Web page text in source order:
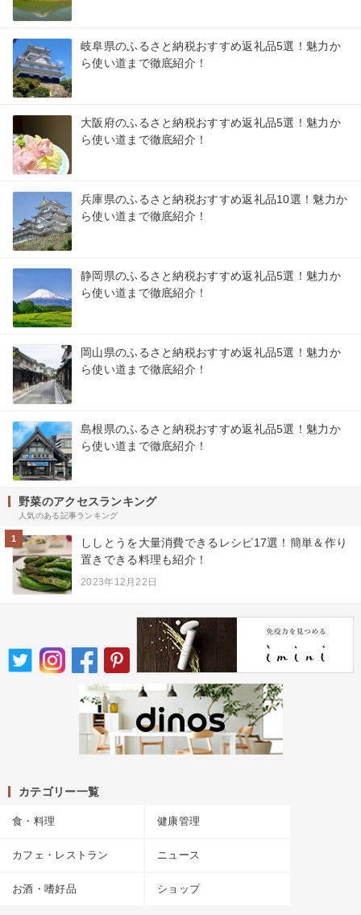
岐阜県のふるさと納税おすすめ返礼品5選！魅力か
ら使い道まで徹底紹介！
大阪府のふるさと納税おすすめ返礼品5選！魅力か
ら使い道まで徹底紹介！
兵庫県のふるさと納税おすすめ返礼品10選！魅力か
ら使い道まで徹底紹介！
静岡県のふるさと納税おすすめ返礼品5選！魅力か
ら使い道まで徹底紹介！
岡山県のふるさと納税おすすめ返礼品5選！魅力か
ら使い道まで徹底紹介！
島根県のふるさと納税おすすめ返礼品5選！魅力か
ら使い道まで徹底紹介！
野菜のアクセスランキング
人気のある記事ランキング
1
ししとうを大量消費できるレシピ17選！簡単＆作り
置きできる料理も紹介！
2023年12月22日
カテゴリー一覧
食・料理 健康管理
カフェ・レストラン ニュース
お酒・嗜好品 ショップ